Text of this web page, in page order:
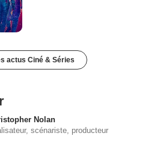
actus Ciné & Séries
Nolan
scénariste, producteur